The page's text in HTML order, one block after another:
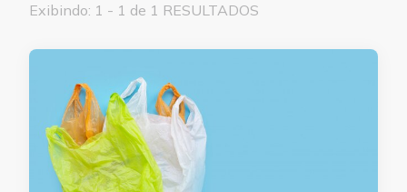
Exibindo: 1 - 1 de 1 RESULTADOS